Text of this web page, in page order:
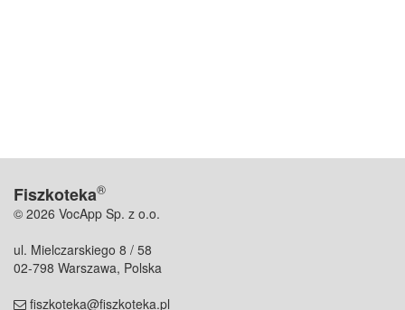
Fiszkoteka®
© 2026 VocApp Sp. z o.o.
ul. Mielczarskiego 8 / 58
02-798 Warszawa, Polska
fiszkoteka@fiszkoteka.pl